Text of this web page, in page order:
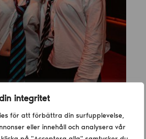
integritet
för att förbättra din surfupplevelse,
eller innehåll och analysera vår